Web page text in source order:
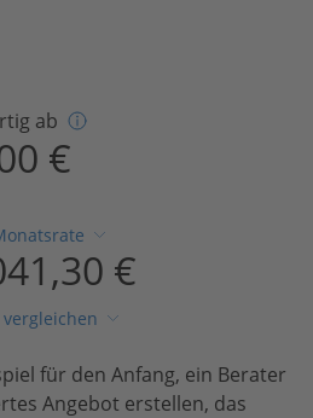
ab
€
€
für den Anfang, ein Berater
Angebot erstellen, das